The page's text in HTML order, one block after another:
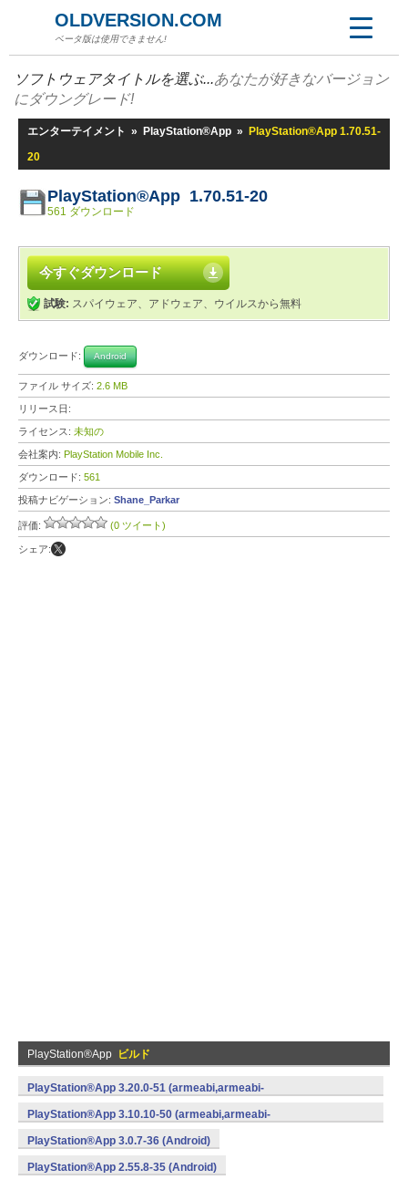
OLDVERSION.COM
ベータ版は使用できません!
ソフトウェアタイトルを選ぶ...あなたが好きなバージョン
にダウングレード!
エンターテイメント » PlayStation®App »
PlayStation®App 1.70.51-
20
PlayStation®App 1.70.51-20
561 ダウンロード
今すぐダウンロード
試験: スパイウェア、アドウェア、ウイルスから無料
ダウンロード: Android
ファイル サイズ: 2.6 MB
リリース日:
ライセンス: 未知の
会社案内: PlayStation Mobile Inc.
ダウンロード: 561
投稿ナビゲーション: Shane_Parkar
評価: (0 ツイート)
シェア:
PlayStation®App ビルド
PlayStation®App 3.20.0-51 (armeabi,armeabi-
v7a,mips,x86) (Android)
PlayStation®App 3.10.10-50 (armeabi,armeabi-
v7a,mips,x86) (Android)
PlayStation®App 3.0.7-36 (Android)
PlayStation®App 2.55.8-35 (Android)